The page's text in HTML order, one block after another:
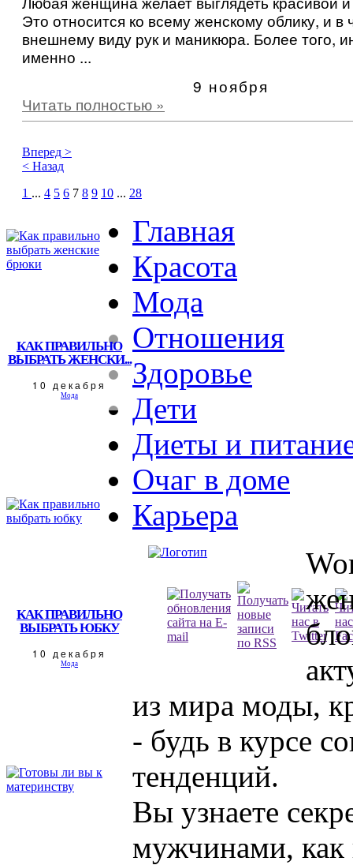
Это относится ко всему женскому облику, и в
внешнему виду рук и маникюра. Более того,
именно ...
9 ноября
Читать полностью »
Вперед >
< Назад
1 ... 4 5 6 7 8 9 10 ... 28
КАК ПРАВИЛЬНО
ВЫБРАТЬ ЖЕНСКИ...
10 декабря
Мода
КАК ПРАВИЛЬНО
ВЫБРАТЬ ЮБКУ
10 декабря
Мода
Главная
Красота
Мода
Отношения
Здоровье
Дети
Диеты и
Очаг в доме
Карьера
из мира моды,
- будь в курсе
тенденций.
Вы узнаете
мужчинами,